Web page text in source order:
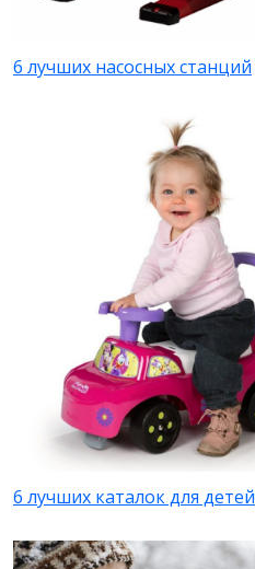
6 лучших насосных станций
6 лучших каталок для детей